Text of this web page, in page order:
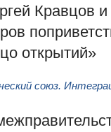
Кравцов и
открытий»
союз.